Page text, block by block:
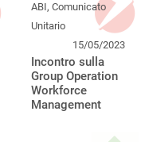
ABI, Comunicato
Unitario
15/05/2023
Incontro sulla
Group Operation
Workforce
Management